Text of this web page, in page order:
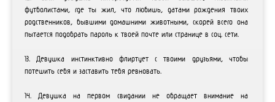
футболистами, где ты жил, что любишь, датами рождения твоих
родственников, бывшими домашними животными, скорей всего она
пытается подобрать пароль к твоей почте или странице в соц. сети.
13. Девушка инстинктивно флиртует с твоими друзьями, чтобы
потешить себя и заставить тебя ревновать.
14. Девушка на первом свидании не обращает внимание на